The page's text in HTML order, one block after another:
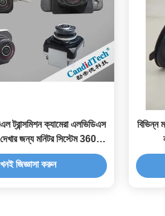
ট্রান্সমিশন ক্যামেরা এলভিডিএস
জন্য মনিটর সিস্টেম 360
এভিএম
জিজ্ঞাসা করুন